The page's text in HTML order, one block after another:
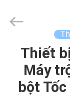
TRANG
CHỦ
Guangzhou
IMO
Thiết
Máy
bột